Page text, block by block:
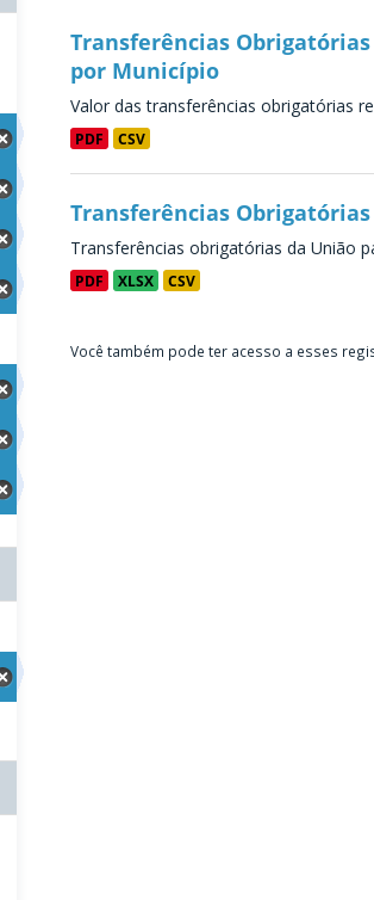
Transferências
por Município
Valor das transferências obrigatórias
PDF CSV
Transferências
Transferências obrigatórias da União
PDF XLSX CSV
Você também pode ter acesso a esses